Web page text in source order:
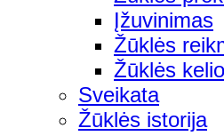
Įžuvinimas
Žūklės
Žūklės
Sveikata
Žūklės istorija